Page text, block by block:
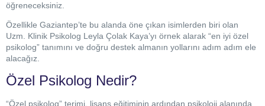
öğreneceksiniz.
Özellikle Gaziantep’te bu alanda öne çıkan isimlerden biri olan
Uzm. Klinik Psikolog Leyla Çolak Kaya’yı örnek alarak “en iyi özel
psikolog” tanımını ve doğru destek almanın yollarını adım adım ele
alacağız.
Özel Psikolog Nedir?
“Özel psikolog” terimi, lisans eğitiminin ardından psikoloji alanında